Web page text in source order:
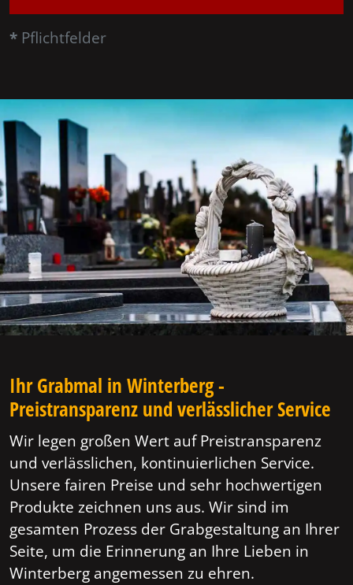
* Pflichtfelder
Ihr Grabmal in Winterberg -
Preistransparenz und verlässlicher Service
Wir legen großen Wert auf Preistransparenz
und verlässlichen, kontinuierlichen Service.
Unsere fairen Preise und sehr hochwertigen
Produkte zeichnen uns aus. Wir sind im
gesamten Prozess der Grabgestaltung an Ihrer
Seite, um die Erinnerung an Ihre Lieben in
Winterberg angemessen zu ehren.